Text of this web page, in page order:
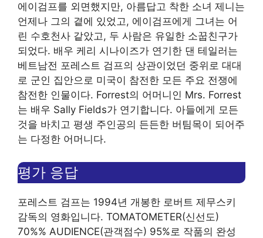
에이검프를 외면했지만, 아름답고 착한 소녀 제니는
언제나 그의 곁에 있었고, 에이검프에게 그녀는 어
린 수호천사 같았고, 두 사람은 유일한 소꿉친구가
되었다. 배우 케리 시나이즈가 연기한 댄 테일러는
베트남전 포레스트 검프의 상관이었던 중위로 대대
로 군인 집안으로 미국이 참전한 모든 주요 전쟁에
참전한 인물이다. Forrest의 어머니인 Mrs. Forrest
는 배우 Sally Fields가 연기합니다. 아들에게 모든
것을 바치고 평생 주인공의 든든한 버팀목이 되어주
는 다정한 어머니다.
평가 응답
포레스트 검프는 1994년 개봉한 로버트 제무스키
감독의 영화입니다. TOMATOMETER(신선도)
70%% AUDIENCE(관객점수) 95%로 작품의 완성